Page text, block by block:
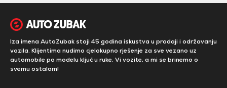
Iza imena AutoZubak stoji 45 godina iskustva u prodaji i održavanju
vozila. Klijentima nudimo cjelokupno rješenje za sve vezano uz
automobile po modelu ključ u ruke. Vi vozite, a mi se brinemo o
svemu ostalom!